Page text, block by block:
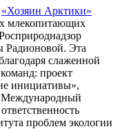
Иосифа.
а точнее – два,
себя
за лапу.